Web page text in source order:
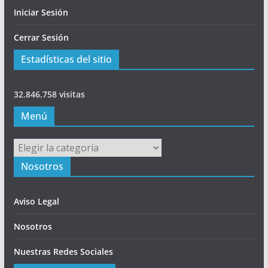
Iniciar Sesión
Cerrar Sesión
Estadísticas del sitio
32.846.758 visitas
Menú
Menú
Nosotros
Aviso Legal
Nosotros
Nuestras Redes Sociales